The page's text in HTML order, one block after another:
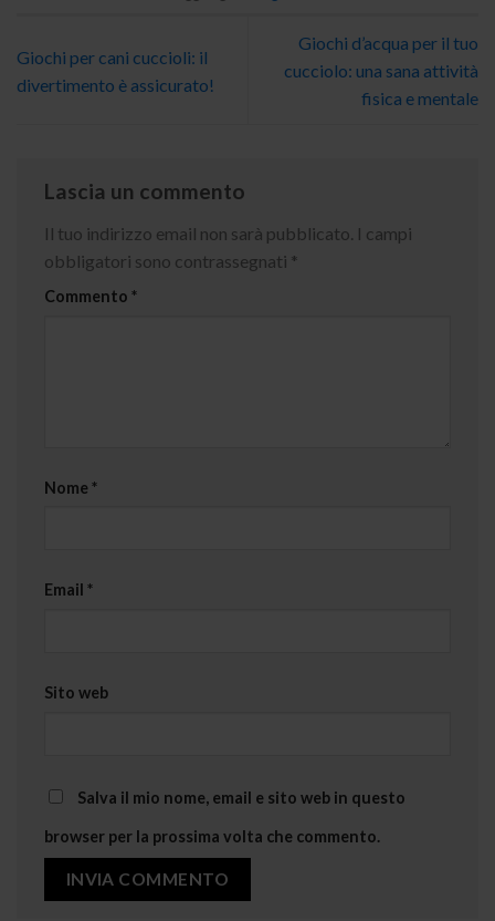
Giochi per cani cuccioli: il
divertimento è assicurato!
Giochi d’acqua per il tuo
cucciolo: una sana attività
fisica e mentale
Lascia un commento
Il tuo indirizzo email non sarà pubblicato. I campi
obbligatori sono contrassegnati *
Commento *
Nome*
Email *
Sito web
Salva il mio nome, email e sito web in questo
browser per la prossima volta che commento.